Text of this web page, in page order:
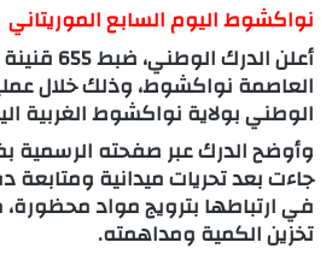
نواكشوط اليوم السابع الموريتاني
أعلن الدرك
العاصمة نواكشوط، وذلك خلال
الوطني بولاية نواكشوط الغربية
وأوضح الدرك عبر صفحته الرسمية
جاءت بعد تحريات ميدانية
في ارتباطها بترويج مواد
تخزين الكمية ومداهمته.